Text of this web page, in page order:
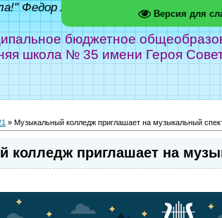
Версия для
бюджетное
школа № 35 имени Героя
Федор Абрамов
» Музыкальный колледж приглашает на музыкальный
колледж приглашает на